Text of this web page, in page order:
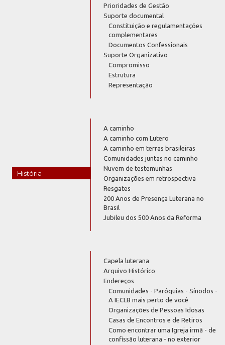
Prioridades de Gestão
Suporte documental
Constituição e regulamentações
complementares
Documentos Confessionais
Suporte Organizativo
Compromisso
Estrutura
Representação
História
A caminho
A caminho com Lutero
A caminho em terras brasileiras
Comunidades juntas no caminho
Nuvem de testemunhas
Organizações em retrospectiva
Resgates
200 Anos de Presença Luterana no
Brasil
Jubileu dos 500 Anos da Reforma
Capela luterana
Arquivo Histórico
Endereços
Comunidades - Paróquias - Sínodos -
A IECLB mais perto de você
Organizações de Pessoas Idosas
Casas de Encontros e de Retiros
Como encontrar uma Igreja irmã - de
confissão luterana - no exterior